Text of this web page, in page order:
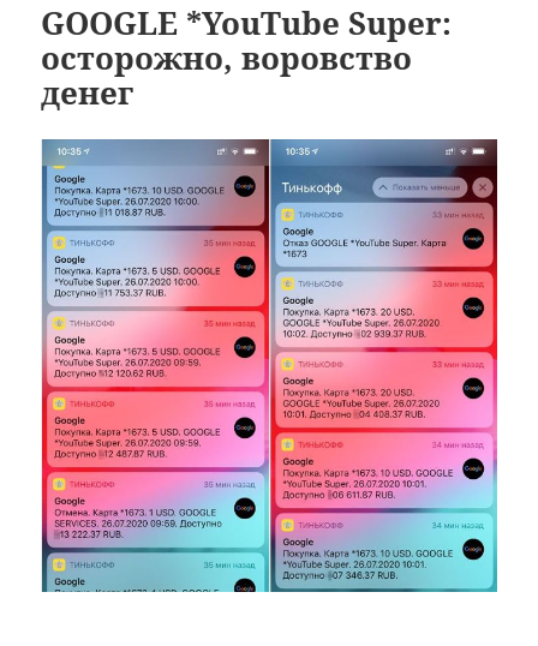
GOOGLE *YouTube Super:
осторожно, воровство
денег